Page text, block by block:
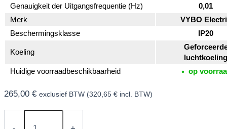
Genauigkeit der Uitgangsfrequentie (Hz)
0,01
Merk
VYBO
Beschermingsklasse
IP20
Koeling
luchtkoeling
Huidige voorraadbeschikbaarheid
op
265,00 € exclusief BTW (320,65 € incl. BTW)
Frequentieomvormer